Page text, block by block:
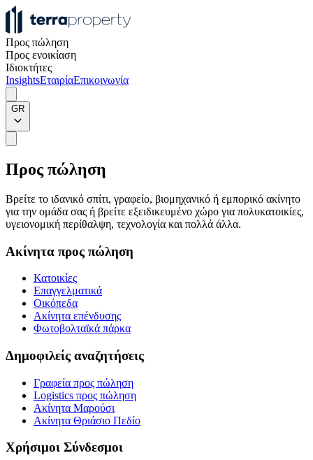
Προς πώληση
Προς ενοικίαση
Ιδιοκτήτες
InsightsΕταιρίαΕπικοινωνία
GR
Προς πώληση
Βρείτε το ιδανικό σπίτι, γραφείο, βιομηχανικό ή εμπορικό ακίνητο
για την ομάδα σας ή βρείτε εξειδικευμένο χώρο για πολυκατοικίες,
υγειονομική περίθαλψη, τεχνολογία και πολλά άλλα.
Ακίνητα προς πώληση
Κατοικίες
Επαγγελματικά
Οικόπεδα
Ακίνητα επένδυσης
Φωτοβολταϊκά πάρκα
Δημοφιλείς αναζητήσεις
Γραφεία προς πώληση
Logistics προς πώληση
Ακίνητα Μαρούσι
Ακίνητα Θριάσιο Πεδίο
Χρήσιμοι Σύνδεσμοι